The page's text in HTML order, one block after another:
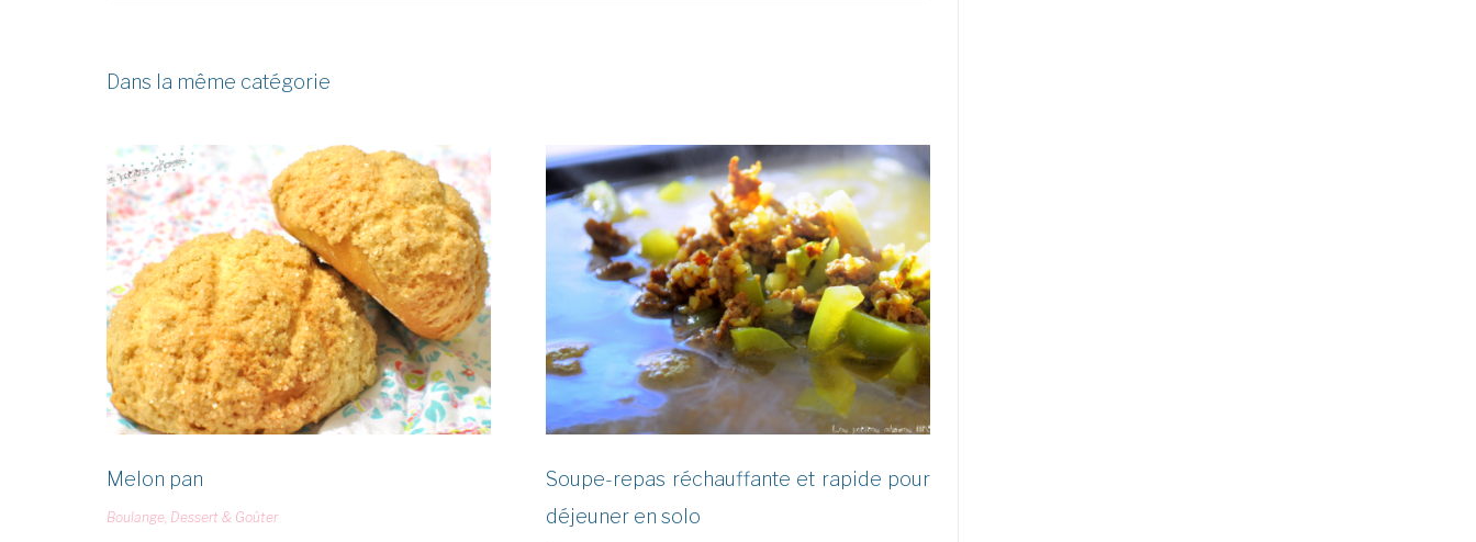
Dans la même catégorie
Melon pan
Boulange Dessert & Goûter
Soupe-repas réchauffante et rapide pour
déjeuner en solo